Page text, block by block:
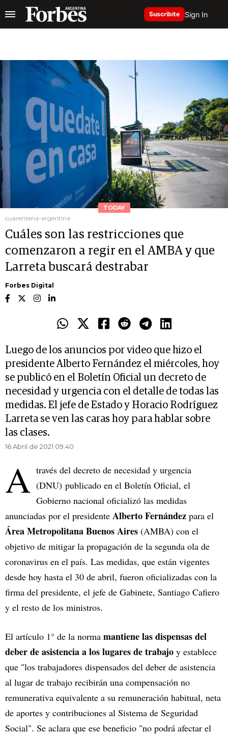
Suscribite Sign In
TODAY
cuarentena-argentina
Cuáles son las restricciones que
comenzaron a regir en el AMBA y que
Larreta buscará destrabar
Forbes Digital
Luego de los anuncios por video que hizo el
presidente Alberto Fernández el miércoles, hoy
se publicó en el Boletín Oficial un decreto de
necesidad y urgencia con el detalle de todas las
medidas. El jefe de Estado y Horacio Rodríguez
Larreta se ven las caras hoy para hablar sobre
las clases.
16 Abril de 2021 09.40
A través del decreto de necesidad y urgencia
(DNU) publicado en el Boletín Oficial, el
Gobierno nacional oficializó las medidas
anunciadas por el presidente Alberto Fernández para el
Área Metropolitana Buenos Aires (AMBA) con el
objetivo de mitigar la propagación de la segunda ola de
coronavirus en el país. Las medidas, que están vigentes
desde hoy hasta el 30 de abril, fueron oficializadas con la
firma del presidente, el jefe de Gabinete, Santiago Cafiero
y el resto de los ministros.
El artículo 1° de la norma mantiene las dispensas del
deber de asistencia a los lugares de trabajo y establece
que "los trabajadores dispensados del deber de asistencia
al lugar de trabajo recibirán una compensación no
remunerativa equivalente a su remuneración habitual, neta
de aportes y contribuciones al Sistema de Seguridad
Social". Se aclara que ese beneficio "no podrá afectar el